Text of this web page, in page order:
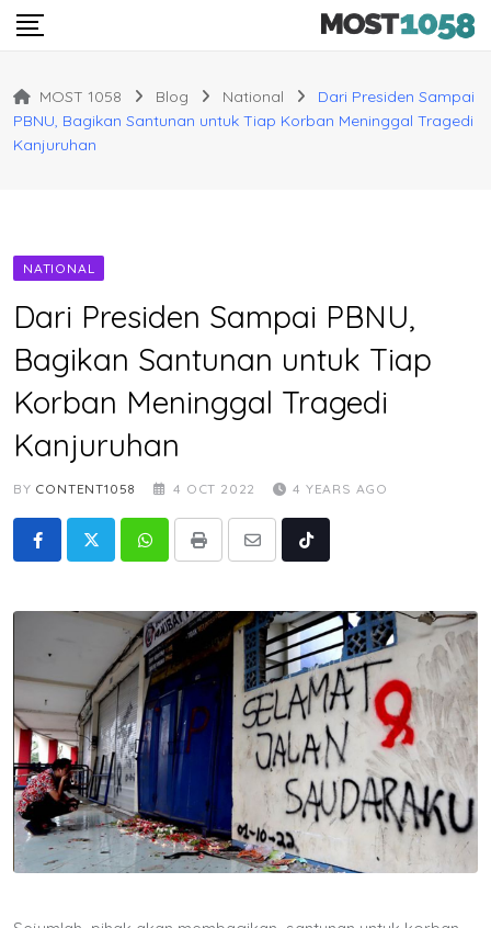
Skip
MOST 1058 Blog National
Dari Presiden Sampai
PBNU, Bagikan Santunan untuk Tiap Korban Meninggal Tragedi
Kanjuruhan
NATIONAL
Dari Presiden Sampai PBNU,
Bagikan Santunan untuk Tiap
Korban Meninggal Tragedi
Kanjuruhan
BY CONTENT1058 4 OCT 2022 4 YEARS AGO
WhatsappPrint
Share
Tiktok